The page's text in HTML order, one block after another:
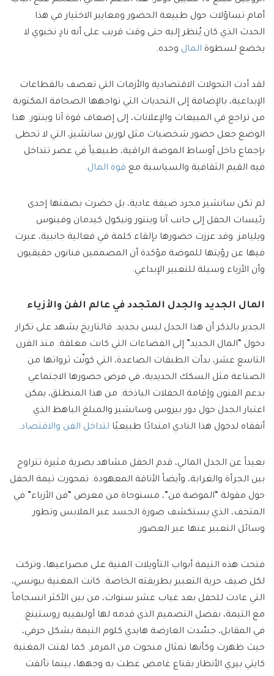
أمام تساؤلات حول طبيعة الحضور ومعايير الاختيار في هذا
الحدث الذي كان يُنظر إليه حتى وقت قريب على أنه نادٍ نخبوي لا
يخضع لسطوة المال وحده.
لقد أدت التحولات الاقتصادية والأزمات التي تعصف بالقطاعات
الإبداعية، بالإضافة إلى التحديات التي تواجهها الصحافة المكتوبة
من تراجع في المبيعات والإعلانات، إلى إضعاف قوة آنا وينتور. هذا
الوضع جعل حضور شخصيات مثل لورين سانشيز، التي لا تحظى
بإجماع داخل أوساط الموضة الراقية، طبيعياً في عصر تتداخل
فيه القيم الثقافية والسياسية مع قوة المال.
لم تكن سانشيز مجرد ضيفة عادية، بل حضرت بصفتها إحدى
رئيسات الحفل إلى جانب آنا وينتور ونيكول كيدمان وفينوس
ويليامز. وقد عززت حضورها بإلقاء كلمة في فعالية جانبية، عبرت
فيها عن رؤيتها للموضة مؤكدة أن المصممين فنانون حقيقيون
وأن الأزياء وسيلة للتعبير الإبداعي.
المال الجديد والجدل المتجدد في عالم الفن والأزياء
الجدير بالذكر أن هذا الجدل ليس بجديد. فالتاريخ يشهد على تكرار
دخول “المال الجديد” إلى الفضاءات التي كانت مغلقة. منذ القرن
التاسع عشر، بدأت الطبقات الصاعدة، التي كونّت ثرواتها من
الصناعة مثل السكك الحديدية، في فرض حضورها الاجتماعي
بدعم الفنون وإقامة الحفلات الباذخة. من هذا المنطلق، يمكن
اعتبار الجدل حول دور بيزوس وسانشيز والمبلغ الباهظ الذي
أنفقاه لدخول هذا النادي امتدادًا طبيعيًا لتداخل الفن والاقتصاد.
بعيداً عن الجدل المالي، قدم الحفل مشاهد بصرية مثيرة تتراوح
بين الجرأة والغرابة، وأيضاً الأناقة المعهودة. تمحورت تيمة الحفل
حول مقولة “الموضة فن”، مستوحاة من معرض “فن الأزياء” في
المتحف، الذي يستكشف صورة الجسد عبر الملابس وتطور
وسائل التعبير عنها عبر العصور.
فتحت هذه التيمة أبواب التأويلات الفنية على مصراعيها، وتركت
لكل ضيف حرية التعبير بطريقته الخاصة. كانت المغنية بيونسي،
التي عادت للحفل بعد غياب عشر سنوات، من بين الأكثر انسجاماً
مع التيمة، بفضل التصميم الذي قدمه لها أوليفييه روستينغ.
في المقابل، جسّدت العارضة هايدي كلوم التيمة بشكل حرفي،
حيث ظهرت وكأنها تمثال منحوت من المرمر. كما لفتت المغنية
كايتي بيري الأنظار بقناع غامض غطت به وجهها، بينما تألقت